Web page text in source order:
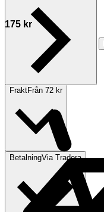
Visa bud
175 kr
186 kr med köparskydd.
paldi 1 vann auktionen
FraktFrån 72 kr
BetalningVia Tradera